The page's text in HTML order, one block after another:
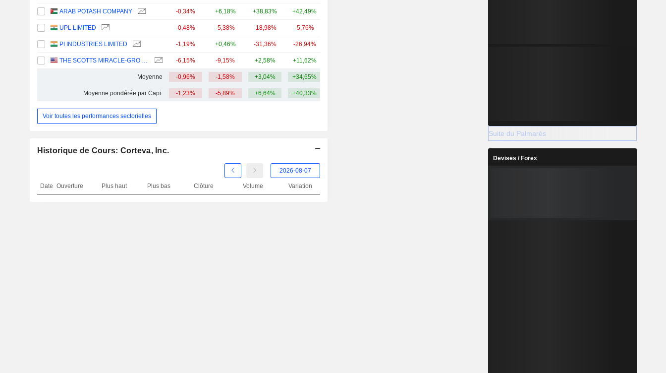
ARAB POTASH COMPANY -0,34% +6,18% +38,83% +42,49%
UPL LIMITED -0,48% -5,38% -18,98% -5,76%
PI INDUSTRIES LIMITED -1,19% +0,46% -31,36% -26,94%
THE SCOTTS MIRACLE-GRO COMPANY -6,15% -9,15% +2,58% +11,62%
Moyenne -0,96% -1,58% +3,04% +34,65%
Moyenne pondérée par Capi. -1,23% -5,89% +6,64% +40,33%
Voir toutes les performances sectorielles
Historique de Cours: Corteva, Inc.
Date Ouverture Plus haut Plus bas Clôture Volume Variation
Suite du Palmarès
Devises / Forex